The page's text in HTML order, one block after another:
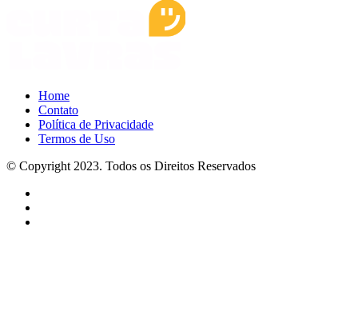
Home
Contato
Política de Privacidade
Termos de Uso
© Copyright 2023. Todos os Direitos Reservados